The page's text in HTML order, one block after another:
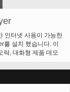
인터넷 사용이 가능한
설치 했습니다. 이
락, 대화형 제품 데모
있습니다. 충격파 플